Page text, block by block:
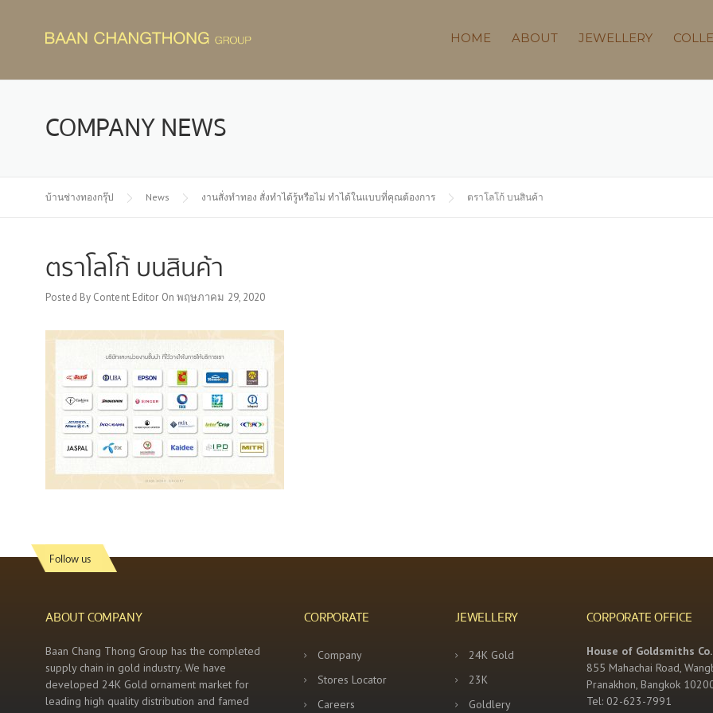
HOME ABOUT JEWELLERY
COMPANY NEWS
บ้านช่างทองกรุ๊ป News งานสั่งทำทอง สั่งทำได้รู้หรือไม่ ทำได้ในแบบที่คุณต้องการ ตราโลโก้ บนสินค้า
ตราโลโก้ บนสินค้า
Posted By Content Editor On พฤษภาคม 29, 2020
Follow us
ABOUT COMPANY
Baan Chang Thong Group has the completed
supply chain in gold industry. We have
developed 24K Gold ornament market for
leading high quality distribution and famed
CORPORATE
Company
Stores Locator
Careers
JEWELLERY
24K Gold
23K
Goldlery
CORPORATE OFFICE
House of Goldsmiths
855 Mahachai Road,
Pranakhon, Bangkok
Tel: 02-623-7991